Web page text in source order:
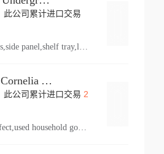
此公司累计进口交易
Russell James Cornelia Arlington Va
此公司累计进口交易 2
personal effect,used household goods